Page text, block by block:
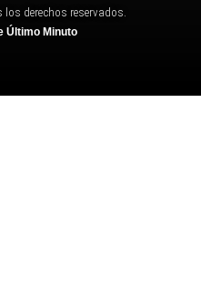
derechos reservados.
Último Minuto